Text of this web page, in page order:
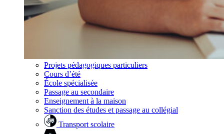
Projets pédagogiques particuliers
Cours d’été
École spécialisée
Passage au secondaire
Enseignement à la maison
Sanction des études et passage au collégial
Transport scolaire